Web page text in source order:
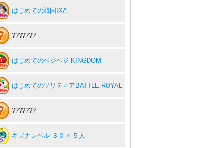
はじめての戦国IXA
???????
はじめてのベジベジ KINGDOM
はじめてのソリティアBATTLE ROYAL
???????
キズナレベル ３０ × ５人